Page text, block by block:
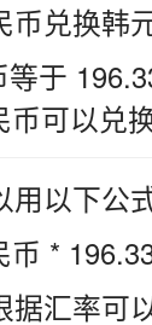
兑换韩
等于
币可以兑
用以下公
币 *
据汇率可